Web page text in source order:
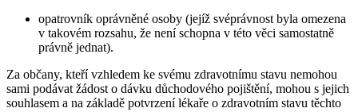
opatrovník oprávněné osoby (jejíž svéprávnost byla omezena
v takovém rozsahu, že není schopna v této věci samostatně
právně jednat).
Za občany, kteří vzhledem ke svému zdravotnímu stavu nemohou
sami podávat žádost o dávku důchodového pojištění, mohou s jejich
souhlasem a na základě potvrzení lékaře o zdravotním stavu těchto